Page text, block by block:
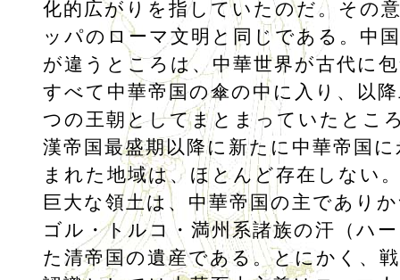
化的広がりを指していたのだ。その
ッパのローマ文明と同じである。中
が違うところは、中華世界が古代に
すべて中華帝国の傘の中に入り、以
つの王朝としてまとまっていたとこ
漢帝国最盛期以降に新たに中華帝国
まれた地域は、ほとんど存在しない
巨大な領土は、中華帝国の主であり
ゴル・トルコ・満州系諸族の汗（ハ
た清帝国の遺産である。とにかく、